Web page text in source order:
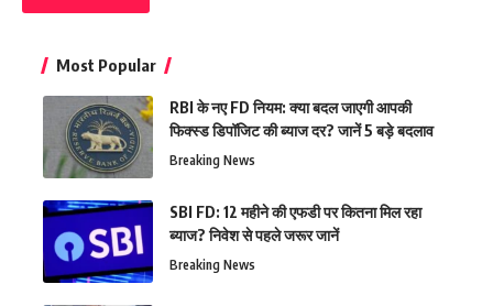
Most Popular
RBI के नए FD नियम: क्या बदल जाएगी आपकी
फिक्स्ड डिपॉजिट की ब्याज दर? जानें 5 बड़े बदलाव
Breaking News
SBI FD: 12 महीने की एफडी पर कितना मिल रहा
ब्याज? निवेश से पहले जरूर जानें
Breaking News